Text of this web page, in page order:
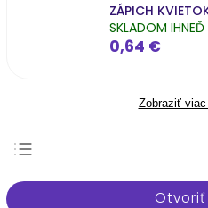
ZÁPICH
SKLADOM
0,64 €
Zobraziť
Najpredávanejšie